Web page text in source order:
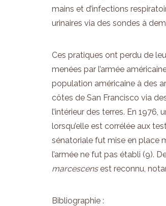
mains et d’infections
urinaires via des sondes à
Ces pratiques ont perdu de
menées par l’armée
population américaine à des
côtes de San Francisco via
l’intérieur des terres. En 1976,
lorsqu’elle est corrélée aux
sénatoriale fut mise en place
l’armée ne fut pas établi (9).
marcescensest reconnu,
Bibliographie :